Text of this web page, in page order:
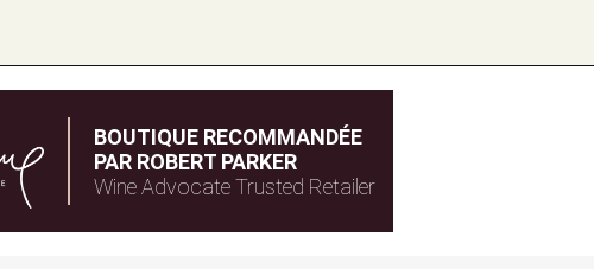
BOUTIQUE RECOMMANDÉE
PAR ROBERT PARKER
Wine Advocate Trusted Retailer